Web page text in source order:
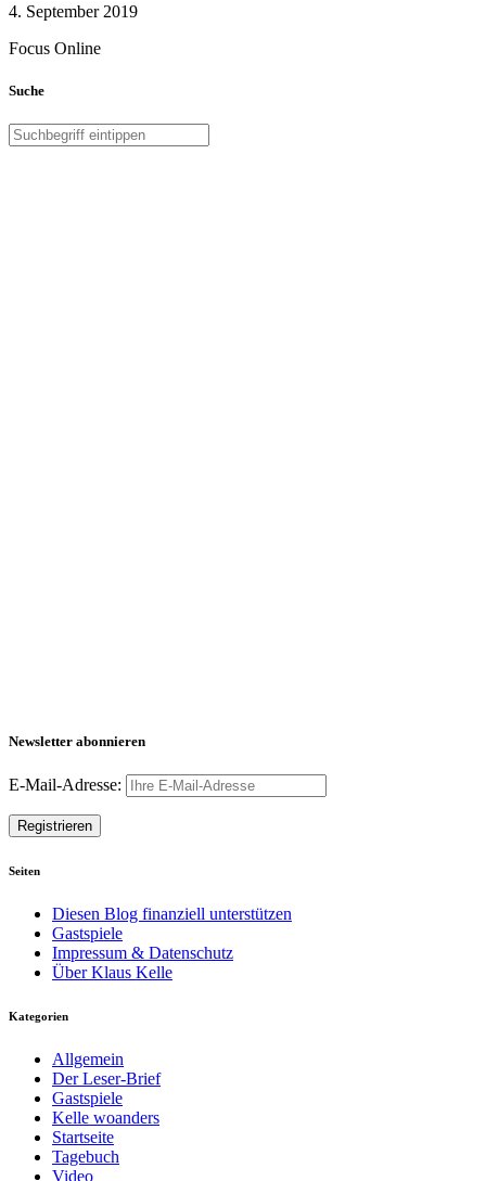
4. September 2019
Focus Online
Suche
Newsletter abonnieren
E-Mail-Adresse:
Seiten
Diesen Blog finanziell unterstützen
Gastspiele
Impressum & Datenschutz
Über Klaus Kelle
Kategorien
Allgemein
Der Leser-Brief
Gastspiele
Kelle woanders
Startseite
Tagebuch
Video